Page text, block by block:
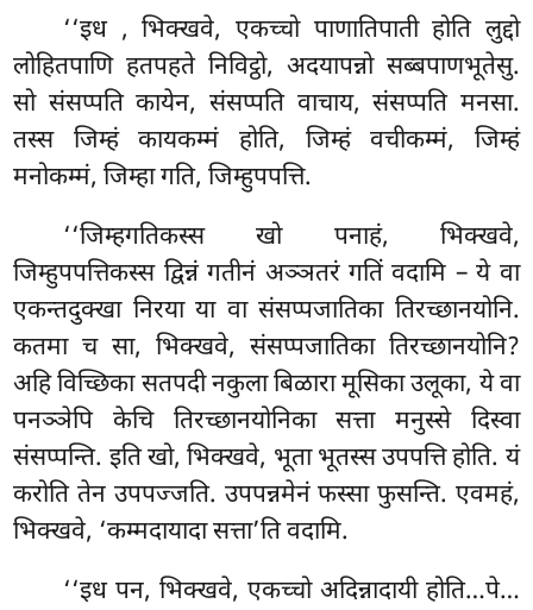
‘‘इध , भिक्खवे, एकच्चो पाणातिपातीहोति लुद्दो
लोहितपाणि हतपहते निविट्ठो, अदयापन्नो सब्बपाणभूतेसु.
सो संसप्पति कायेन, संसप्पति वाचाय, संसप्पति मनसा.
तस्स जिम्हं कायकम्मं होति, जिम्हं वचीकम्मं, जिम्हं
मनोकम्मं, जिम्हा गति, जिम्हुपपत्ति.
‘‘जिम्हगतिकस्स खो पनाहं, भिक्खवे,
जिम्हुपपत्तिकस्स द्विन्नं गतीनं अञ्ञतरं गतिं वदामि – ये वा
एकन्तदुक्खा निरया या वा संसप्पजातिका तिरच्छानयोनि.
कतमा च सा, भिक्खवे, संसप्पजातिका तिरच्छानयोनि?
अहि विच्छिका सतपदी नकुला बिळारा मूसिका उलूका, ये वा
पनञ्ञेपि केचि तिरच्छानयोनिका सत्ता मनुस्से दिस्वा
संसप्पन्ति. इति खो, भिक्खवे, भूता भूतस्स उपपत्ति होति. यं
करोति तेन उपपज्जति. उपपन्नमेनं फस्सा फुसन्ति. एवमहं,
भिक्खवे, ‘कम्मदायादा सत्ता’ति वदामि.
‘‘इध पन, भिक्खवे, एकच्चो अदिन्नादायी होति…पे…